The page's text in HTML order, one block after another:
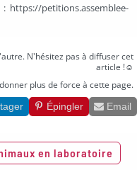
https://petitions.assemblee-
N'hésitez pas à diffuser cet
article !☺
plus de force à cette page.
Épingler Email
en laboratoire